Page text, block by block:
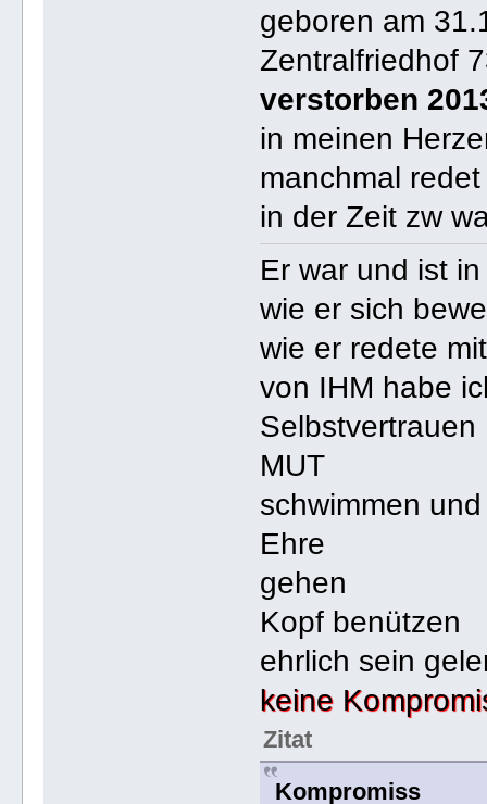
geboren am
Zentralfriedhof
verstorben
in meinen
manchmal
in der Zeit zw
Er war und ist
wie er sich
wie er redete
von IHM habe
Selbstvertrauen
MUT
schwimmen
Ehre
gehen
Kopf benützen
ehrlich sein
keine
Zitat
Kompromiss